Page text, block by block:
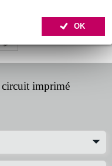
OK
imprimé